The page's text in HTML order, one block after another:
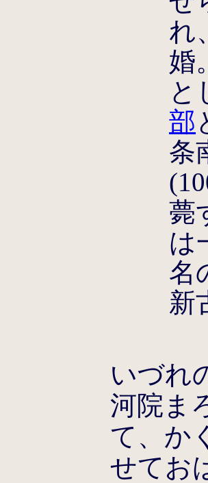
れ
婚
と
部
条
薨
は
名
新
いづれ
河院ま
て、か
せてお